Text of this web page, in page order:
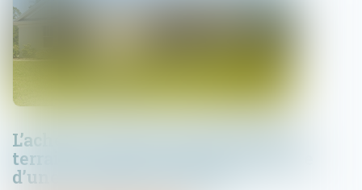
L’acheteur doit être informé que le
terrain est inclus dans le périmètre
d’une installation classée